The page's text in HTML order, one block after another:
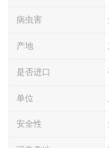
病虫害
产地
是否进口
单位
安全性